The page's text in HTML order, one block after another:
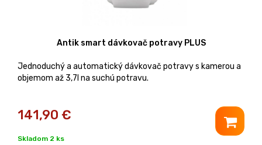
Antik smart dávkovač potravy PLUS
Jednoduchý a automatický dávkovač potravy s kamerou a
objemom až 3,7l na suchú potravu.
141,90 €
Skladom 2 ks